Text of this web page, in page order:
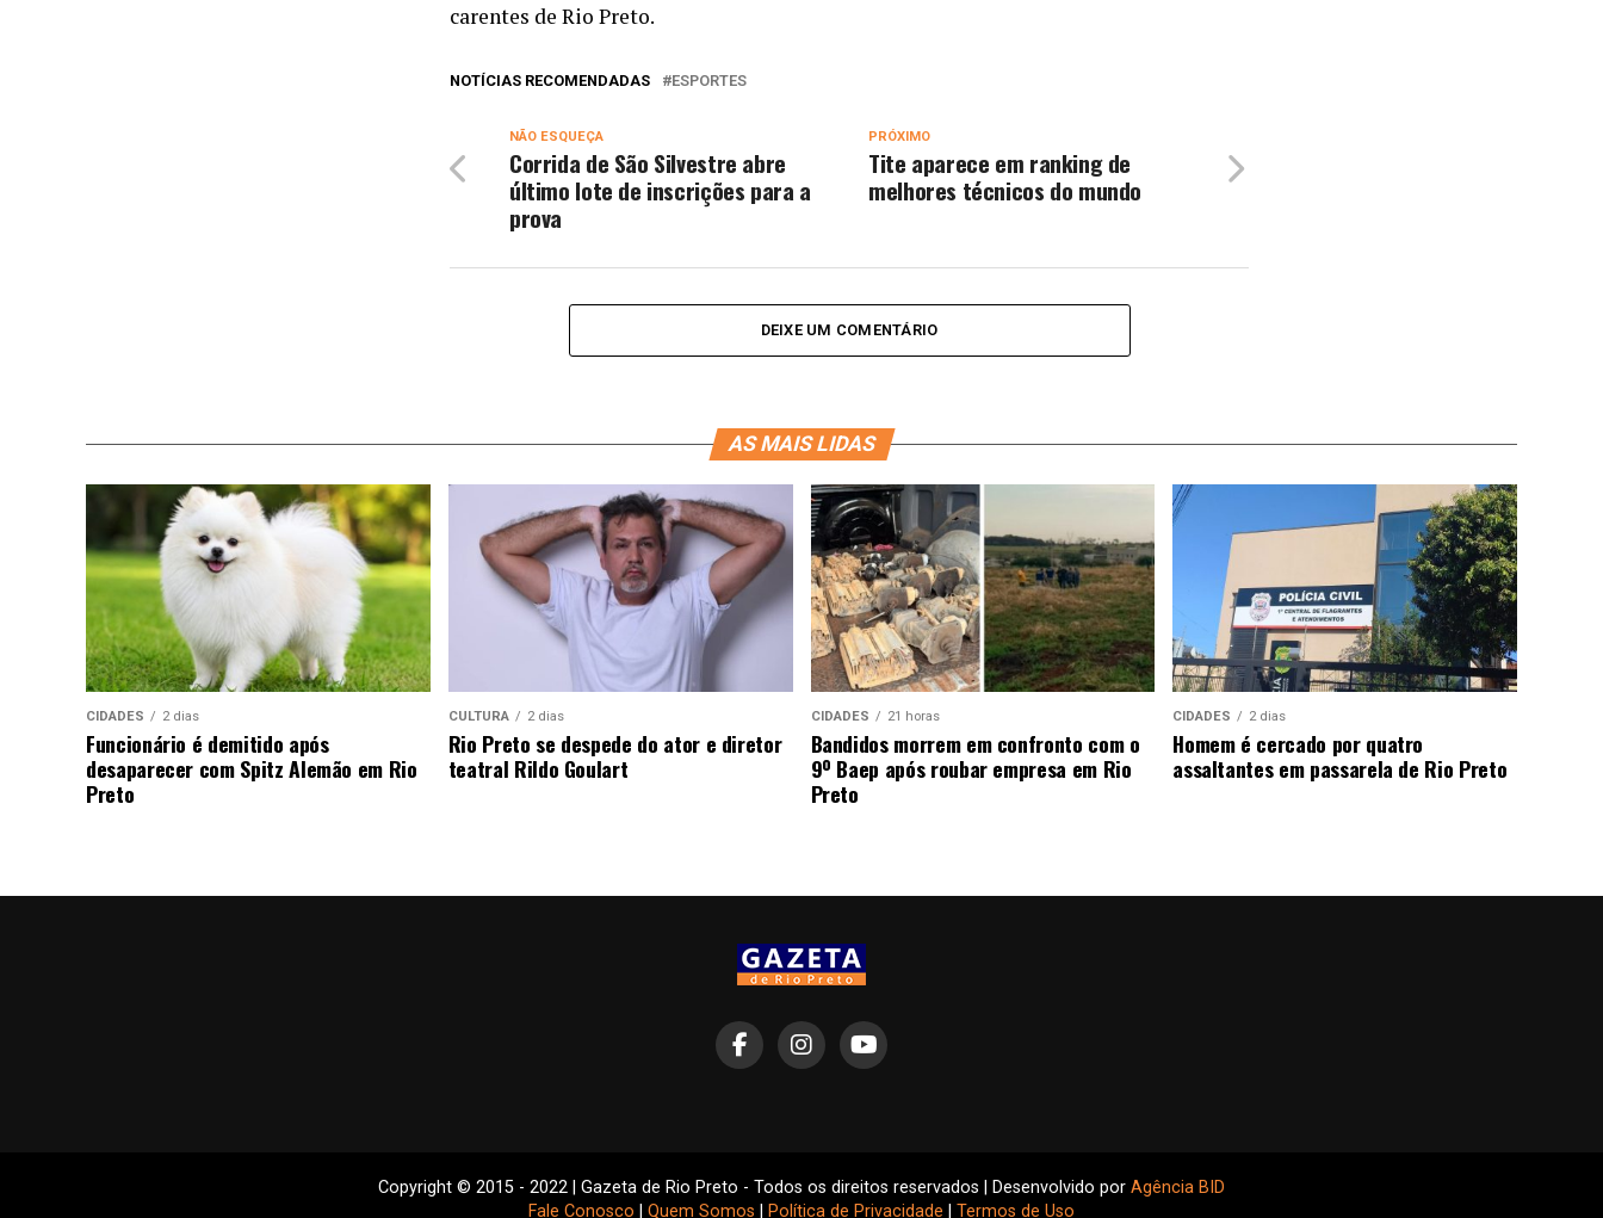
carentes de Rio Preto.
NOTÍCIAS RECOMENDADAS ESPORTES
PRÓXIMO
Tite aparece em ranking de
melhores técnicos do mundo
NÃO ESQUEÇA
Corrida de São Silvestre abre
último lote de inscrições para a
prova
DEIXE UM COMENTÁRIO
AS MAIS LIDAS
CIDADES 2 dias
Funcionário é demitido após
desaparecer com Spitz Alemão em Rio
Preto
CULTURA 2 dias
Rio Preto se despede do ator e diretor
teatral Rildo Goulart
CIDADES 21 horas
Bandidos morrem em confronto com o
9º Baep após roubar empresa em Rio
Preto
CIDADES 2 dias
Homem é cercado por quatro
assaltantes em passarela de Rio Preto
Copyright © 2015 - 2022 | Gazeta de Rio Preto - Todos os direitos reservados | Desenvolvido por Agência BID
Fale Conosco
Quem Somos Política de Privacidade Termos de Uso